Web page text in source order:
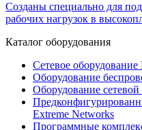
Созданы специально для
рабочих нагрузок в
Каталог оборудования
Сетевое
Оборудование
Оборудование
Extreme Networks
Программные